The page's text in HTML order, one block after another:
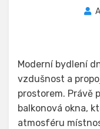
Moderní bydlení
vzdušnost a
prostorem. Právě
balkonová okna,
atmosféru